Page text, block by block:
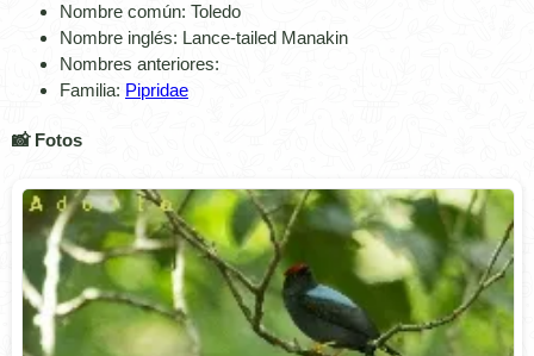
Nombre común: Toledo
Nombre inglés: Lance-tailed Manakin
Nombres anteriores:
Familia: Pipridae
📸 Fotos